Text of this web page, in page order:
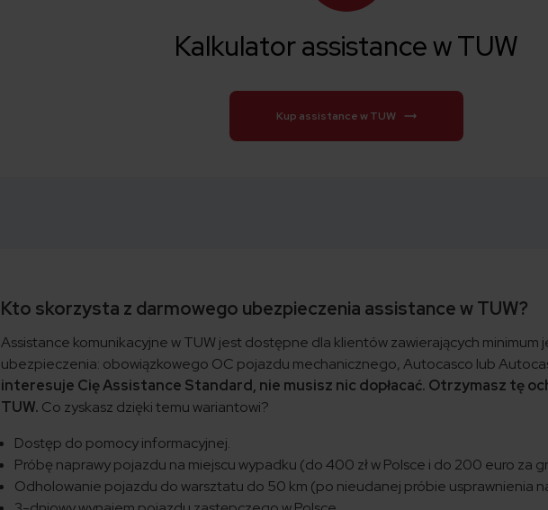
Kalkulator assistance w TUW
Kup assistance w TUW
Kto skorzysta z darmowego ubezpieczenia assistance w TUW?
Assistance komunikacyjne w TUW jest dostępne dla klientów zawierających minimum
ubezpieczenia: obowiązkowego OC pojazdu mechanicznego, Autocasco lub
interesuje Cię Assistance Standard, nie musisz nic dopłacać. Otrzymasz tę
TUW. Co zyskasz dzięki temu wariantowi?
Dostęp do pomocy informacyjnej.
Próbę naprawy pojazdu na miejscu wypadku (do 400 zł w Polsce i do 200 euro za
Odholowanie pojazdu do warsztatu do 50 km (po nieudanej próbie usprawnienia